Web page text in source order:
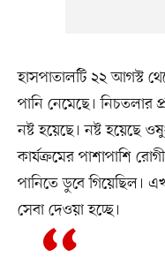
হাসপাতালটি ২২ আগস্ট
পানি নেমেছে। নিচতলার
নষ্ট হয়েছে। নষ্ট হয়েছে
কার্যক্রমের পাশাপাশি
পানিতে ডুবে গিয়েছিল।
সেবা দেওয়া হচ্ছে।